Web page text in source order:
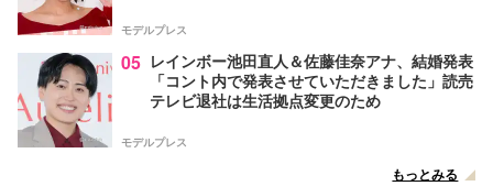
モデルプレス
05 レインボー池田直人＆佐藤佳奈アナ、結婚発表
「コント内で発表させていただきました」読売
テレビ退社は生活拠点変更のため
モデルプレス
もっとみる